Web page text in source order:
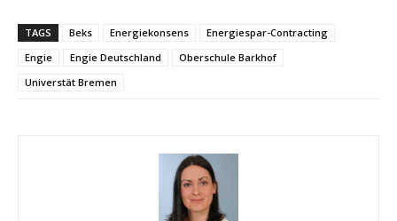
TAGS Beks Energiekonsens
Energiespar-Contracting
Engie
Engie Deutschland
Oberschule Barkhof
Universtät Bremen